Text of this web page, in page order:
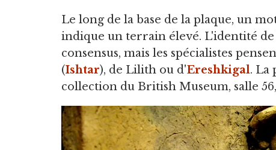
Le long de la base de la plaque, un
indique un terrain élevé. L'identité
consensus, mais les spécialistes
(Ishtar), de Lilith ou d'Ereshkigal. La
collection du British Museum, salle